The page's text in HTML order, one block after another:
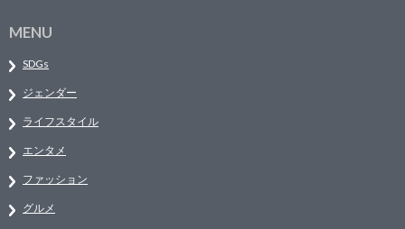
MENU
SDGs
ジェンダー
ライフスタイル
エンタメ
ファッション
グルメ